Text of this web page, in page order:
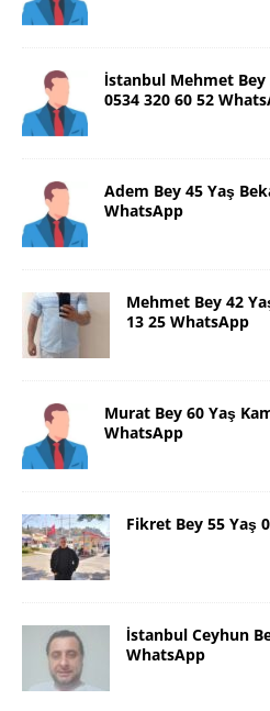
İstanbul Mehmet
0534 320 60 52
Adem Bey 45 Yaş
WhatsApp
Mehmet Bey 42
13 25 WhatsApp
Murat Bey 60 Yaş
WhatsApp
Fikret Bey 55 Yaş
İstanbul Ceyhun
WhatsApp